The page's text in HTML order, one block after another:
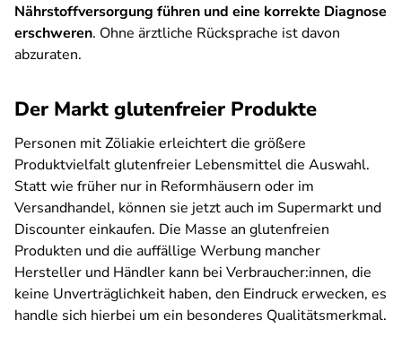
Nährstoffversorgung führen und eine korrekte Diagnose
erschweren. Ohne ärztliche Rücksprache ist davon
abzuraten.
Der Markt glutenfreier Produkte
Personen mit Zöliakie erleichtert die größere
Produktvielfalt glutenfreier Lebensmittel die Auswahl.
Statt wie früher nur in Reformhäusern oder im
Versandhandel, können sie jetzt auch im Supermarkt und
Discounter einkaufen. Die Masse an glutenfreien
Produkten und die auffällige Werbung mancher
Hersteller und Händler kann bei Verbraucher:innen, die
keine Unverträglichkeit haben, den Eindruck erwecken, es
handle sich hierbei um ein besonderes Qualitätsmerkmal.